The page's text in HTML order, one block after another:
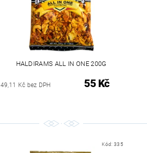
HALDIRAMS ALL IN ONE 200G
49,11 Kč bez DPH 55 Kč
Kód:335